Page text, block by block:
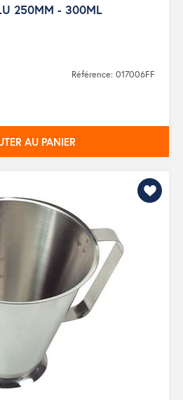
250MM - 300ML
Référence: 017006FF
AU PANIER